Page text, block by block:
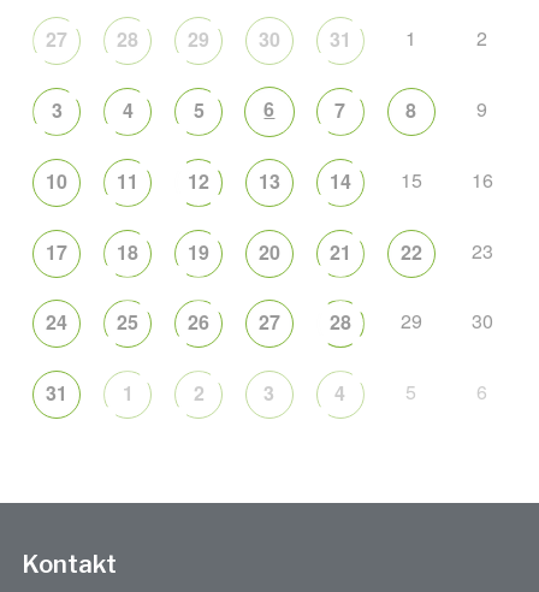
27 28 29 30 31 1 2
3 4 5 6 7 8 9
10 11 12 13 14 15 16
17 18 19 20 21 22 23
24 25 26 27 28 29 30
31 1 2 3 4 5 6
Kontakt